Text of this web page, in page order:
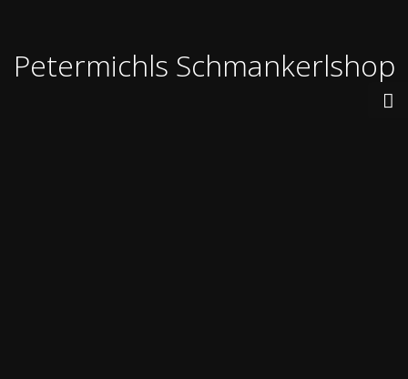
Petermichls Schmankerlshop